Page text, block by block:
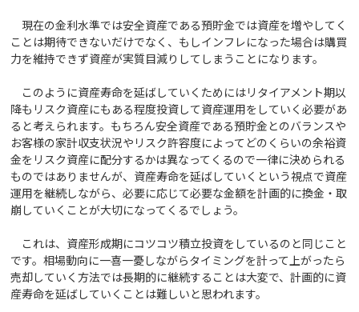
現在の金利水準では安全資産である預貯金では資産を増やしてく
ことは期待できないだけでなく、もしインフレになった場合は購買
力を維持できず資産が実質目減りしてしまうことになります。
このように資産寿命を延ばしていくためにはリタイアメント期以
降もリスク資産にもある程度投資して資産運用をしていく必要があ
ると考えられます。もちろん安全資産である預貯金とのバランスや
お客様の家計収支状況やリスク許容度によってどのくらいの余裕資
金をリスク資産に配分するかは異なってくるので一律に決められる
ものではありませんが、資産寿命を延ばしていくという視点で資産
運用を継続しながら、必要に応じて必要な金額を計画的に換金・取
崩していくことが大切になってくるでしょう。
これは、資産形成期にコツコツ積立投資をしているのと同じこと
です。相場動向に一喜一憂しながらタイミングを計って上がったら
売却していく方法では長期的に継続することは大変で、計画的に資
産寿命を延ばしていくことは難しいと思われます。